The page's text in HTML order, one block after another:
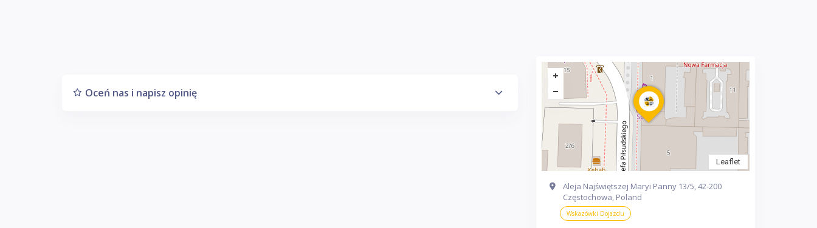
Oceń nas i napisz opinię
Leaflet
Aleja Najświętszej Maryi Panny 13/5, 42-200
Częstochowa, Poland
Wskazówki Dojazdu